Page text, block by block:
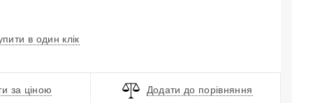
в один клік
за ціною Додати до порівняння